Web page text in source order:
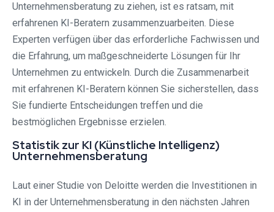
Unternehmensberatung zu ziehen, ist es ratsam, mit
erfahrenen KI-Beratern zusammenzuarbeiten. Diese
Experten verfügen über das erforderliche Fachwissen und
die Erfahrung, um maßgeschneiderte Lösungen für Ihr
Unternehmen zu entwickeln. Durch die Zusammenarbeit
mit erfahrenen KI-Beratern können Sie sicherstellen, dass
Sie fundierte Entscheidungen treffen und die
bestmöglichen Ergebnisse erzielen.
Statistik zur KI (Künstliche Intelligenz)
Unternehmensberatung
Laut einer Studie von Deloitte werden die Investitionen in
KI in der Unternehmensberatung in den nächsten Jahren